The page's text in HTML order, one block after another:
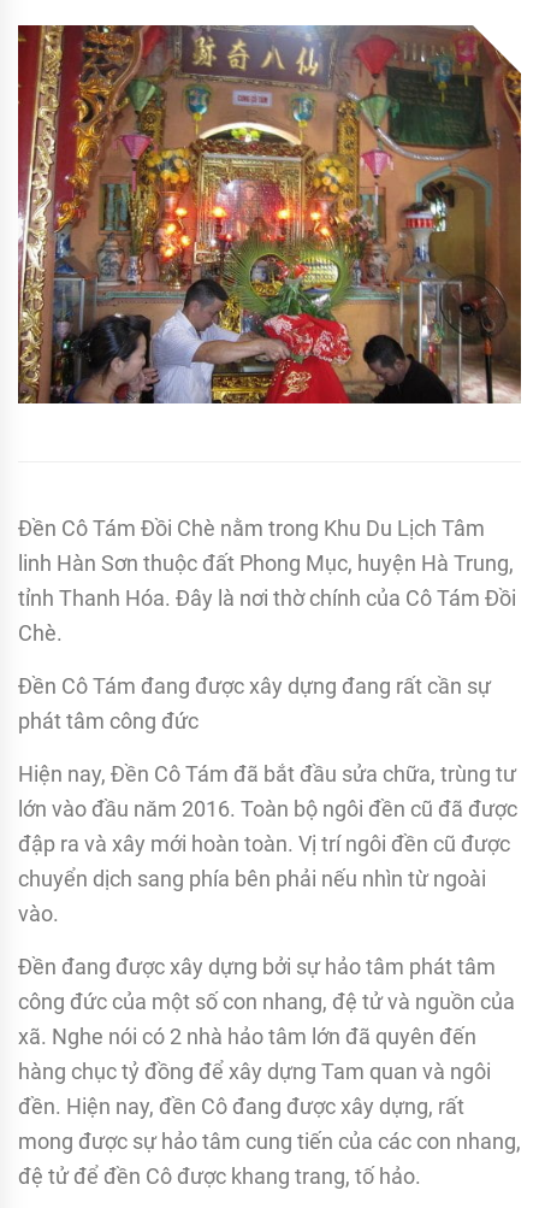
TIN
TỨC
Đền Cô Tám Đồi Chè nằm trong Khu Du Lịch Tâm
linh Hàn Sơn thuộc đất Phong Mục, huyện Hà Trung,
tỉnh Thanh Hóa. Đây là nơi thờ chính của Cô Tám Đồi
Chè.
Đền Cô Tám đang được xây dựng đang rất cần sự
phát tâm công đức
Hiện nay, Đền Cô Tám đã bắt đầu sửa chữa, trùng tư
lớn vào đầu năm 2016. Toàn bộ ngôi đền cũ đã được
đập ra và xây mới hoàn toàn. Vị trí ngôi đền cũ được
chuyển dịch sang phía bên phải nếu nhìn từ ngoài
vào.
Đền đang được xây dựng bởi sự hảo tâm phát tâm
công đức của một số con nhang, đệ tử và nguồn của
xã. Nghe nói có 2 nhà hảo tâm lớn đã quyên đến
hàng chục tỷ đồng để xây dựng Tam quan và ngôi
đền. Hiện nay, đền Cô đang được xây dựng, rất
mong được sự hảo tâm cung tiến của các con nhang,
đệ tử để đền Cô được khang trang, tố hảo.